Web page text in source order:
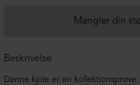
Mangler din
Beskrivelse
Denne kjole er en kollektionsprøve